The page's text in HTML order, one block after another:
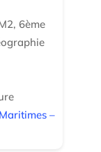
6ème
–